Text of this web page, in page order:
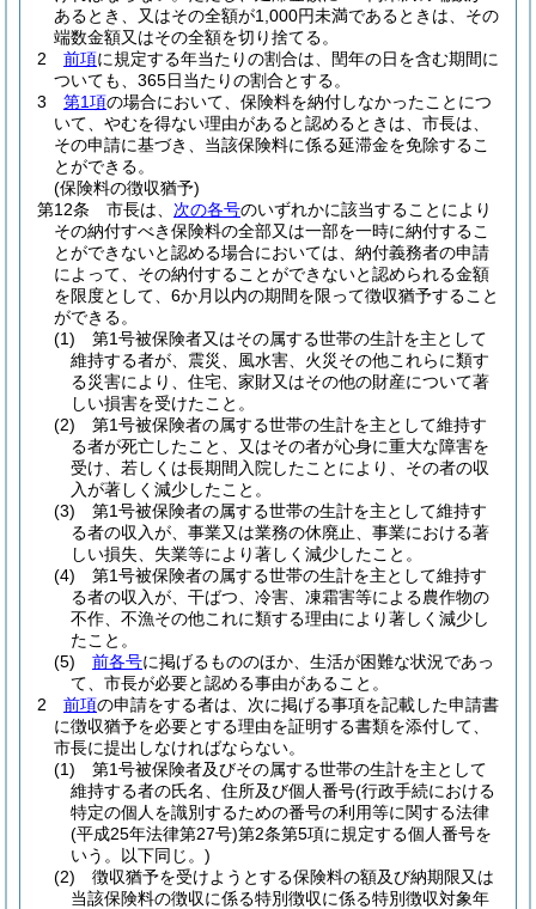
あるとき、又はその全額が1,000円未満であるときは、その
端数金額又はその全額を切り捨てる。
2
前項に規定する年当たりの割合は、閏年の日を含む期間に
ついても、365日当たりの割合とする。
3
第1項の場合において、保険料を納付しなかったことにつ
いて、やむを得ない理由があると認めるときは、市長は、
その申請に基づき、当該保険料に係る延滞金を免除するこ
とができる。
(保険料の徴収猶予)
第12条
市長は、 次の各号のいずれかに該当することにより
その納付すべき保険料の全部又は一部を一時に納付するこ
とができないと認める場合においては、納付義務者の申請
によって、その納付することができないと認められる金額
を限度として、6か月以内の期間を限って徴収猶予すること
ができる。
(1)
第1号被保険者又はその属する世帯の生計を主として
維持する者が、震災、風水害、火災その他これらに類す
る災害により、住宅、家財又はその他の財産について著
しい損害を受けたこと。
(2)
第1号被保険者の属する世帯の生計を主として維持す
る者が死亡したこと、又はその者が心身に重大な障害を
受け、若しくは長期間入院したことにより、その者の収
入が著しく減少したこと。
(3)
第1号被保険者の属する世帯の生計を主として維持す
る者の収入が、事業又は業務の休廃止、事業における著
しい損失、失業等により著しく減少したこと。
(4)
第1号被保険者の属する世帯の生計を主として維持す
る者の収入が、干ばつ、冷害、凍霜害等による農作物の
不作、不漁その他これに類する理由により著しく減少し
たこと。
(5)
前各号に掲げるもののほか、生活が困難な状況であっ
て、市長が必要と認める事由があること。
2
前項の申請をする者は、次に掲げる事項を記載した申請書
に徴収猶予を必要とする理由を証明する書類を添付して、
市長に提出しなければならない。
(1)
第1号被保険者及びその属する世帯の生計を主として
維持する者の氏名、住所及び個人番号(行政手続における
特定の個人を識別するための番号の利用等に関する法律
(平成25年法律第27号)第2条第5項に規定する個人番号を
いう。以下同じ。)
(2)
徴収猶予を受けようとする保険料の額及び納期限又は
当該保険料の徴収に係る特別徴収に係る特別徴収対象年